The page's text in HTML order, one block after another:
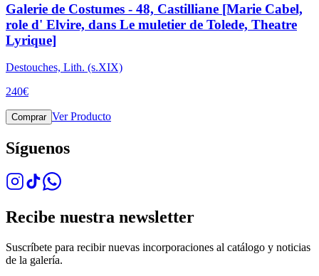
Galerie de Costumes - 48, Castilliane [Marie Cabel,
role d' Elvire, dans Le muletier de Tolede, Theatre
Lyrique]
Destouches, Lith. (s.XIX)
240€
Comprar Ver Producto
Síguenos
Recibe nuestra newsletter
Suscríbete para recibir nuevas incorporaciones al catálogo y noticias
de la galería.